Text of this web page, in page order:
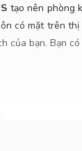
tạo nên phòng
có mặt trên
của bạn. Bạn